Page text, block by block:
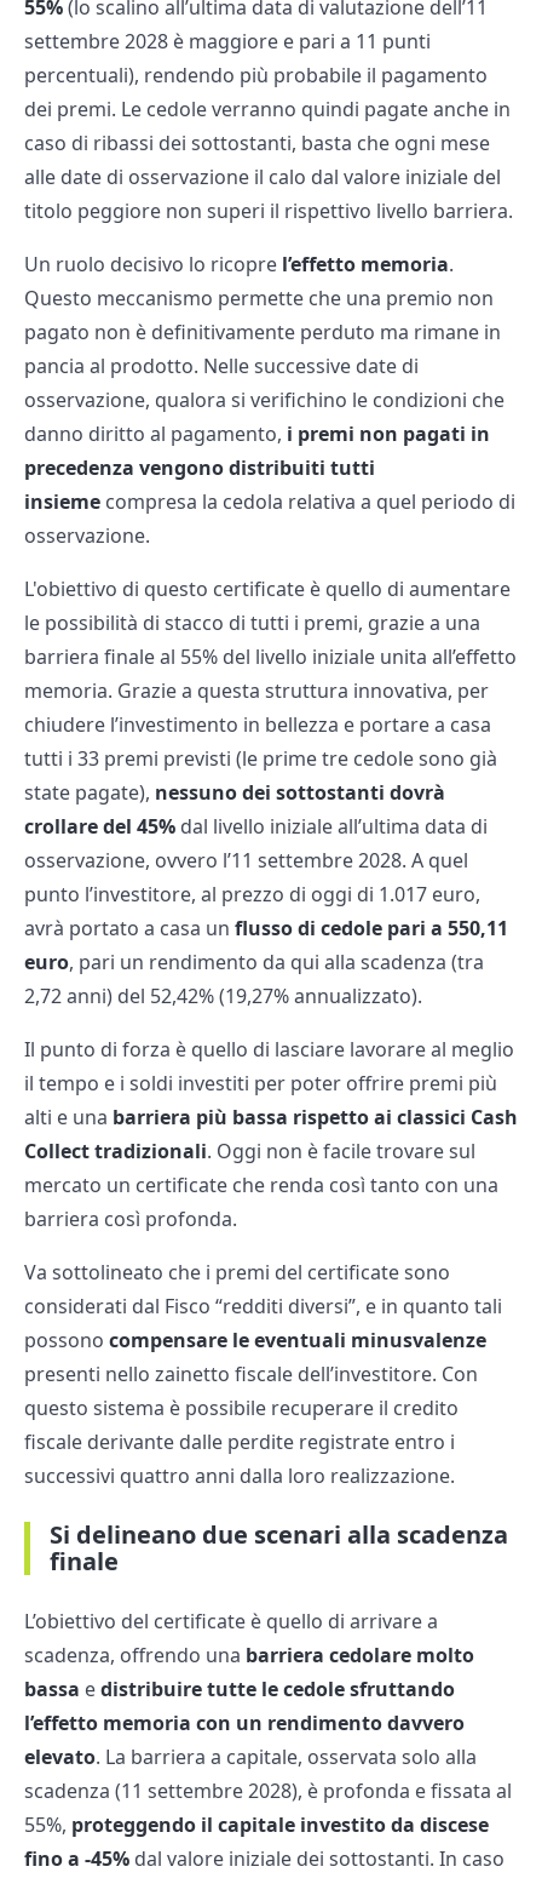
55%(lo scalino all’ultima data di valutazione dell’11
settembre 2028 è maggiore e pari a 11 punti
percentuali), rendendo più probabile il pagamento
dei premi. Le cedole verranno quindi pagate anche in
caso di ribassi dei sottostanti, basta che ogni mese
alle date di osservazione il calo dal valore iniziale del
titolo peggiore non superi il rispettivo livello barriera.
Un ruolo decisivo lo ricopre l’effetto memoria.
Questo meccanismo permette che una premio non
pagato non è definitivamente perduto ma rimane in
pancia al prodotto. Nelle successive date di
osservazione, qualora si verifichino le condizioni che
danno diritto al pagamento, i premi non pagati in
precedenza vengono distribuiti tutti
insieme compresa la cedola relativa a quel periodo di
osservazione.
L'obiettivo di questo certificate è quello di aumentare
le possibilità di stacco di tutti i premi, grazie a una
barriera finale al 55% del livello iniziale unita all’effetto
memoria. Grazie a questa struttura innovativa, per
chiudere l’investimento in bellezza e portare a casa
tutti i 33 premi previsti (le prime tre cedole sono già
state pagate), nessuno dei sottostanti dovrà
crollare del 45% dal livello iniziale all’ultima data di
osservazione, ovvero l’11 settembre 2028. A quel
punto l’investitore, al prezzo di oggi di 1.017 euro,
avrà portato a casa un flusso di cedole pari a 550,11
euro, pari un rendimento da qui alla scadenza (tra
2,72 anni) del 52,42% (19,27% annualizzato).
Il punto di forza è quello di lasciare lavorare al meglio
il tempo e i soldi investiti per poter offrire premi più
alti e una barriera più bassa rispetto ai classici Cash
Collect tradizionali. Oggi non è facile trovare sul
mercato un certificate che renda così tanto con una
barriera così profonda.
Va sottolineato che i premi del certificate sono
considerati dal Fisco “redditi diversi”, e in quanto tali
possono compensare le eventuali minusvalenze
presenti nello zainetto fiscale dell’investitore. Con
questo sistema è possibile recuperare il credito
fiscale derivante dalle perdite registrate entro i
successivi quattro anni dalla loro realizzazione.
Si delineano due scenari alla scadenza
finale
L’obiettivo del certificate è quello di arrivare a
scadenza, offrendo una barriera cedolare molto
bassa edistribuire tutte le cedole sfruttando
l’effetto memoria con un rendimento davvero
elevato. La barriera a capitale, osservata solo alla
scadenza (11 settembre 2028), è profonda e fissata al
55%, proteggendo il capitale investito da discese
fino a -45% dal valore iniziale dei sottostanti. In caso